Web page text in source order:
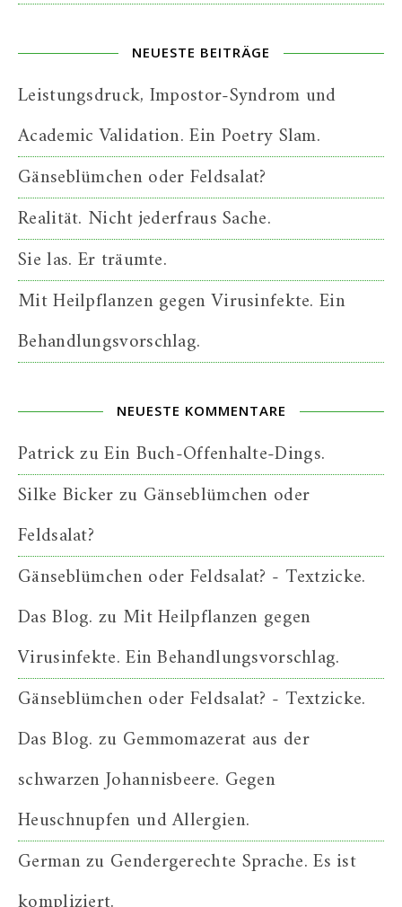
NEUESTE BEITRÄGE
Leistungsdruck, Impostor-Syndrom und
Academic Validation. Ein Poetry Slam.
Gänseblümchen oder Feldsalat?
Realität. Nicht jederfraus Sache.
Sie las. Er träumte.
Mit Heilpflanzen gegen Virusinfekte. Ein
Behandlungsvorschlag.
NEUESTE KOMMENTARE
PatrickzuEin Buch-Offenhalte-Dings.
Silke Bickerzu Gänseblümchen oder
Feldsalat?
Gänseblümchen oder Feldsalat? - Textzicke.
Das Blog. zu Mit Heilpflanzen gegen
Virusinfekte. Ein Behandlungsvorschlag.
Gänseblümchen oder Feldsalat? - Textzicke.
Das Blog. zu Gemmomazerat aus der
schwarzen Johannisbeere. Gegen
Heuschnupfen und Allergien.
Germanzu Gendergerechte Sprache. Es ist